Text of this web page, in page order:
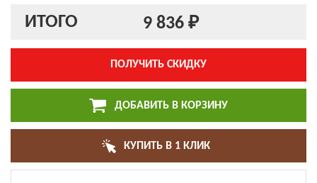
ИТОГО 9 836 ₽
ПОЛУЧИТЬ СКИДКУ
ДОБАВИТЬ В КОРЗИНУ
КУПИТЬ В 1 КЛИК